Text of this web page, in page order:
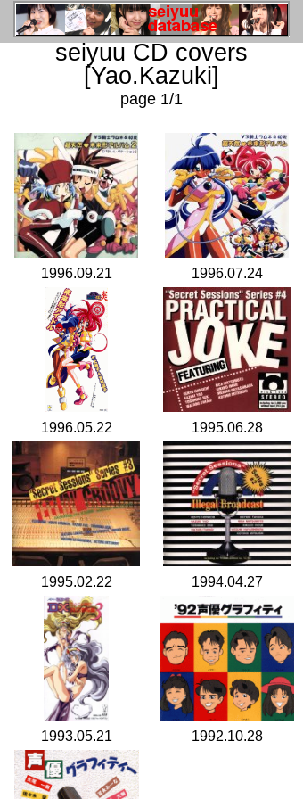
seiyuu CD covers
[Yao.Kazuki]
page 1/1
1996.09.21 1996.07.24
1996.05.22 1995.06.28
1995.02.22 1994.04.27
1993.05.21 1992.10.28